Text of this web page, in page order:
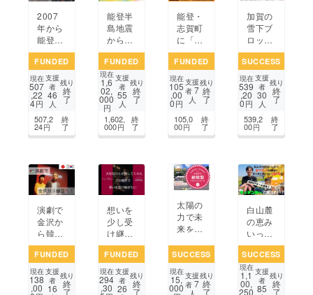
2007
年から
能登を
支えた
NPOが
挑む！
GIS×日
米共同
講座で
若者の
夢を育
FUNDED
現在
507
,22
4円
支援
者
46
人
残り
終
了
507,2
24円
終
了
能登半
島地震
からの
復興を
願い、
子ども
たちに
音楽と
発達障
害支援
を届け
FUNDED
現在
1,6
02,
000
円
支援
者
55
人
残り
終
了
1,602,
000円
終
了
能登・
志賀町
に「ワ
ンちゃ
んと泊
まれる
宿」を
開業し
奥能登
の賑わ
い創出
い！！
FUNDED
現在
105
,00
0円
支援
者7
人
残り
終
了
105,0
00円
終
了
加賀の
雪下ブ
ロッコ
リーが
香るク
ラフト
ジン
「石川
県ジ
ン」を
いち早
す！
SUCCESS
現在
539
,20
0円
支援
者
30
人
残り
終
了
539,2
00円
終
了
演劇で
金沢か
ら韓国
へ！パ
レスチ
ナの今
をとら
える
FUNDED
現在
138
,00
支援
者
16
残り
終
了
想いを
少し受
け継ぎ
なが
ら、
「bar
Shik
o」を
FUNDED
現在
294
,30
支援
者
26
残り
終
了
太陽の
力で未
来を駆
国ソー
ラーラ
ジコン
カーコ
SUCCESS
現在
15,
000
支援
者7
人
残り
終
了
白山麓
の恵み
いっぱ
い！驚
くほど
美味し
い焼き
芋を自
SUCCESS
現在
1,1
00,
250
支援
者
85
残り
終
了